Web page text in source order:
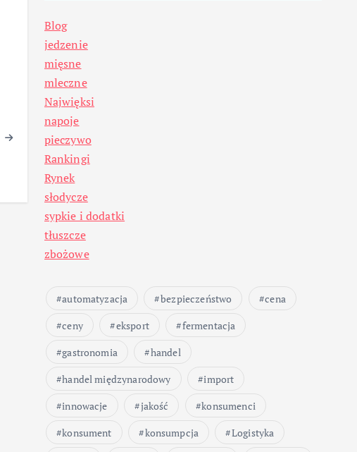
Blog
jedzenie
mięsne
mleczne
Najwięksi
napoje
pieczywo
Rankingi
Rynek
słodycze
sypkie i dodatki
tłuszcze
zbożowe
automatyzacja bezpieczeństwo
cena
ceny
eksport
fermentacja
gastronomia
handel
handel międzynarodowy
import
innowacje
jakość
konsumenci
konsument
konsumpcja
Logistyka